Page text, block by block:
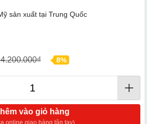
sản xuất tại Trung Quốc
8%
vào giỏ hàng
online giao hàng tận tay)